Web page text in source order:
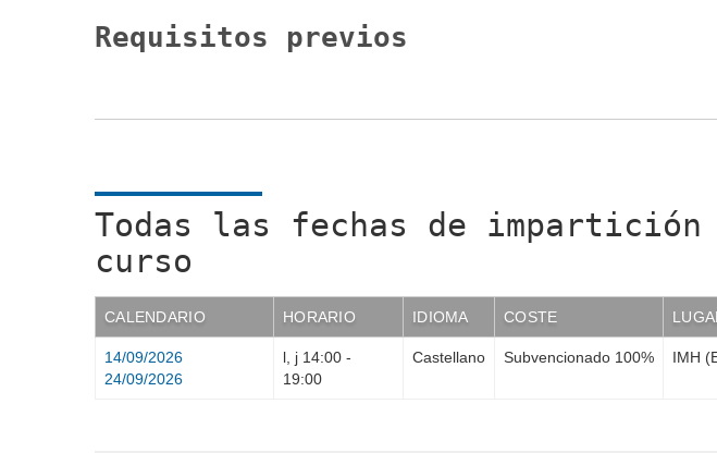
Requisitos previos
Todas las fechas de impartición
curso
CALENDARIO HORARIO IDIOMA COSTE
14/09/2026
24/09/2026
l, j 14:00 -
19:00
Castellano Subvencionado 100% IMH